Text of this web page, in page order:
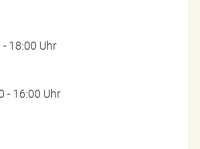
- 18:00 Uhr
- 16:00 Uhr